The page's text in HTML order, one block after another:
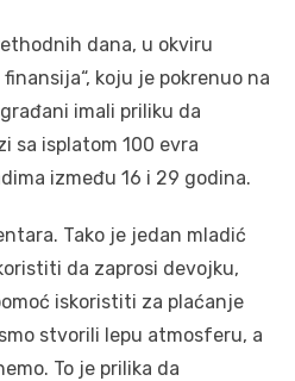
dana, u okviru
koju je pokrenuo na
imali priliku da
sa isplatom 100 evra
između 16 i 29 godina.
Tako je jedan mladić
da zaprosi devojku,
iskoristiti za plaćanje
stvorili lepu atmosferu, a
To je prilika da